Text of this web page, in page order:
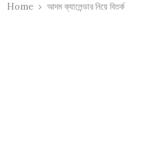
Home আদম ক্যালেন্ডার নিয়ে বিতর্ক